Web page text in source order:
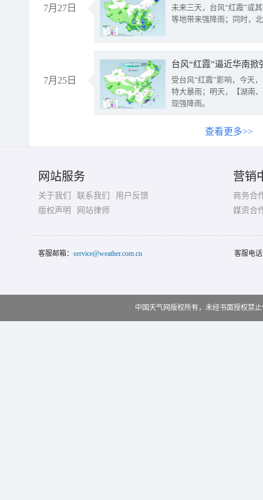
7月27日
未来三天，台风“红霞”或
等地带来强降雨；同时，
7月25日
台风“红霞”逼近华南
受台风“红霞”影响，今天
特大暴雨；明天，【湖南
现强降雨。
查看更多>>
网站服务
关于我们 联系我们
用户反馈
版权声明
网站律师
营销
商务合
媒资合
客服邮箱： service@weather.com.cn 客服电
中国天气网版权所有，未经书面授权